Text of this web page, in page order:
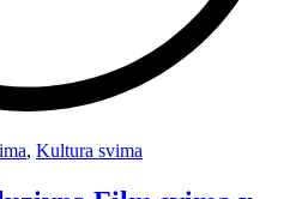
, Kultura svima